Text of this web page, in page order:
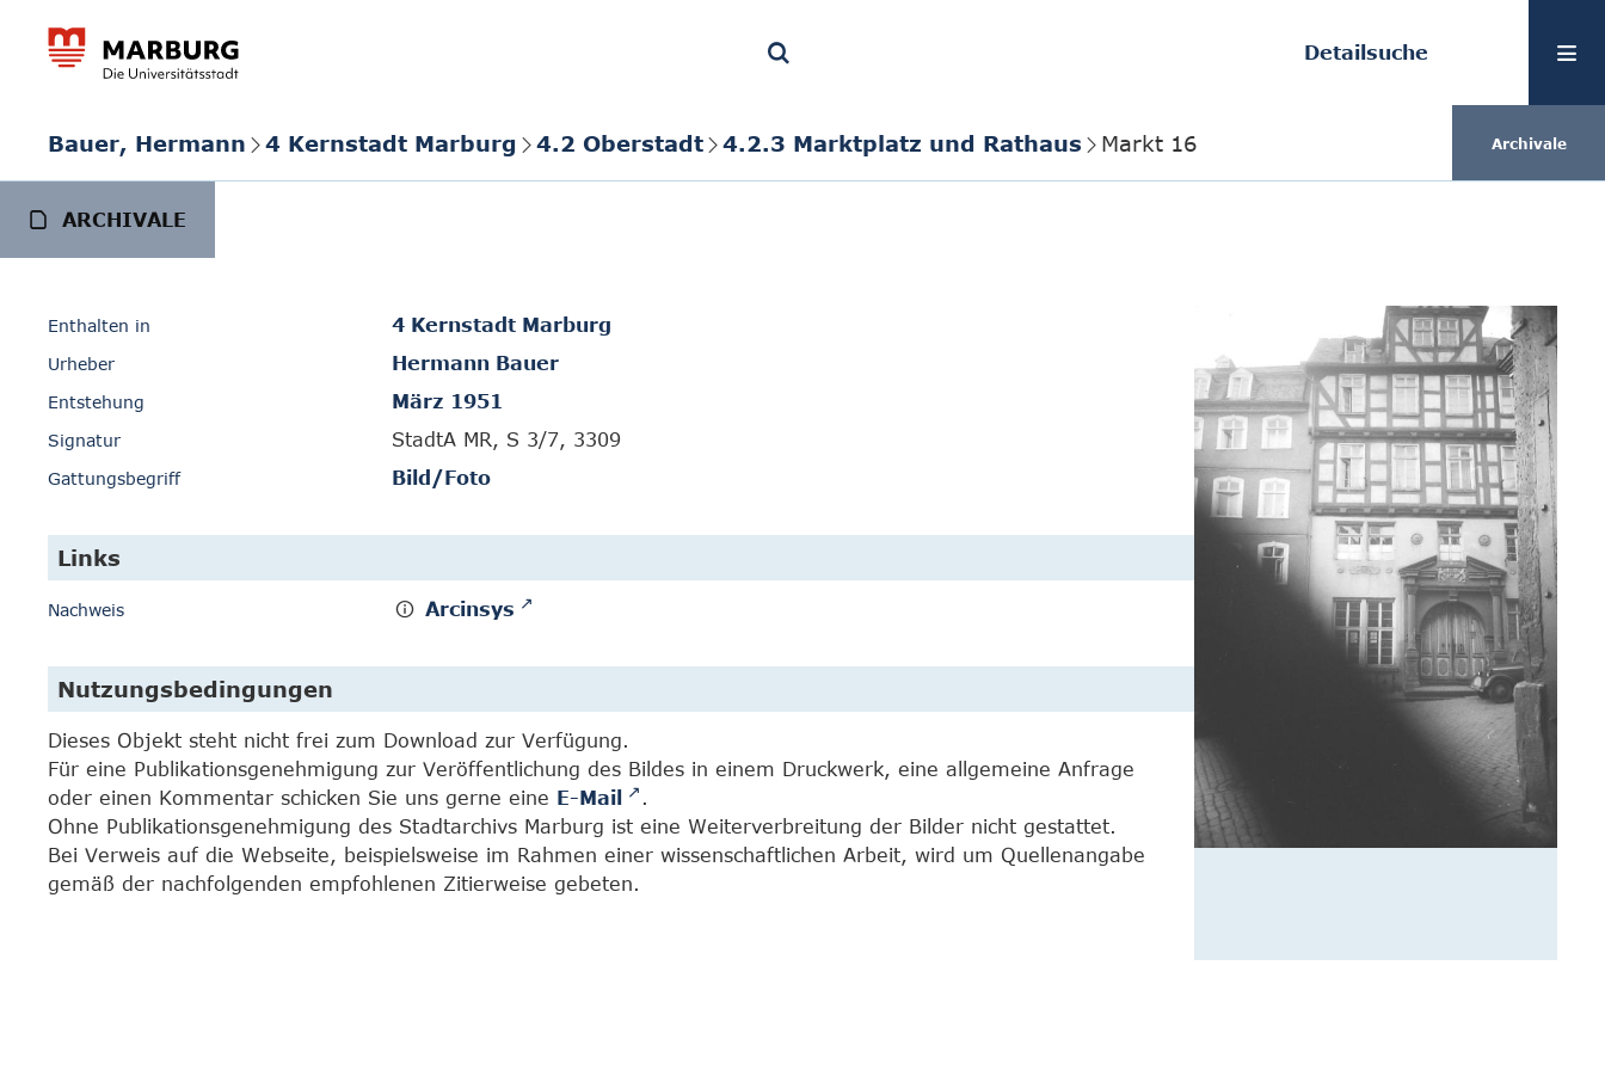
Detailsuche
Bauer, Hermann 4 Kernstadt Marburg 4.2 Oberstadt 4.2.3 Marktplatz und Rathaus Markt 16 Archivale
ARCHIVALE
Enthalten in 4 Kernstadt Marburg
Urheber Hermann Bauer
Entstehung März 1951
Signatur StadtA MR, S 3/7, 3309
Gattungsbegriff Bild/Foto
Links
Nachweis Arcinsys
Nutzungsbedingungen
Dieses Objekt steht nicht frei zum Download zur Verfügung.
Für eine Publikationsgenehmigung zur Veröffentlichung des Bildes in einem Druckwerk, eine allgemeine Anfrage
oder einen Kommentar schicken Sie uns gerne eine E-Mail
.
Ohne Publikationsgenehmigung des Stadtarchivs Marburg ist eine Weiterverbreitung der Bilder nicht gestattet.
Bei Verweis auf die Webseite, beispielsweise im Rahmen einer wissenschaftlichen Arbeit, wird um Quellenangabe
gemäß der nachfolgenden empfohlenen Zitierweise gebeten.